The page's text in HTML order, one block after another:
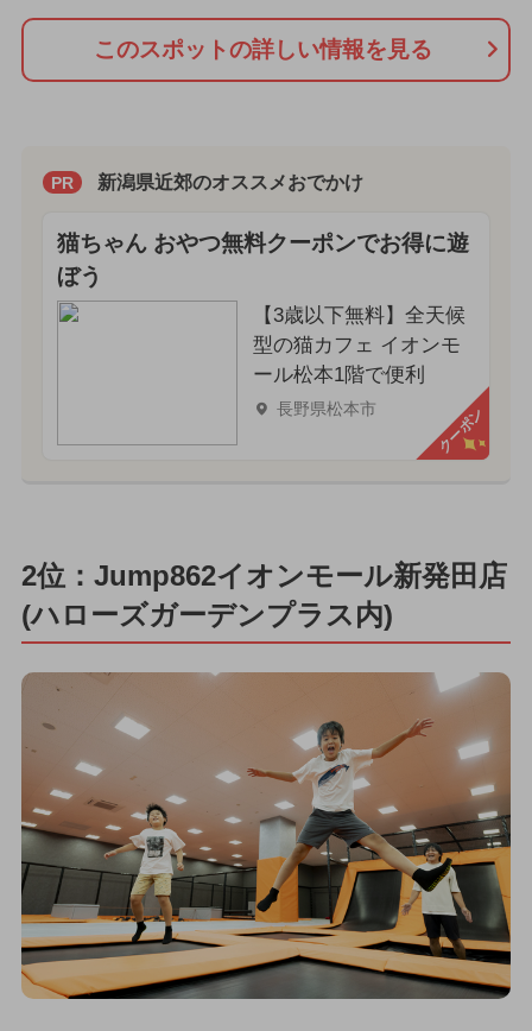
このスポットの詳しい情報を見る
PR 新潟県近郊のオススメおでかけ
猫ちゃん おやつ無料クーポンでお得に遊
ぼう
【3歳以下無料】全天候
型の猫カフェ イオンモ
ール松本1階で便利
長野県松本市 クーポン
2位：Jump862イオンモール新発田店
(ハローズガーデンプラス内)